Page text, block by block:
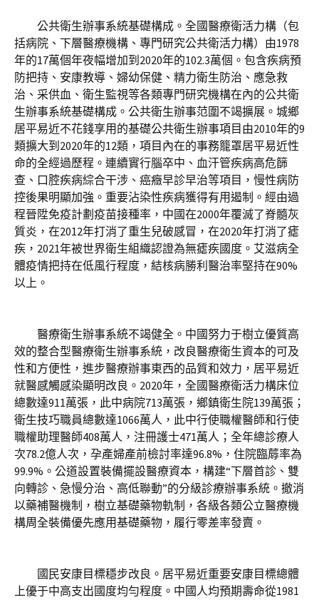
公共衛生辦事系統基礎構成。全國醫療衛活力構（包
括病院、下層醫療機構、專門研究公共衛活力構）由1978
年的17萬個年夜幅增加到2020年的102.3萬個。包含疾病預
防把持、安康教導、婦幼保健、精力衛生防治、應急救
治、采供血、衛生監視等各類專門研究機構在內的公共衛
生辦事系統基礎構成。公共衛生辦事范圍不竭擴展。城鄉
居平易近不花錢享用的基礎公共衛生辦事項目由2010年的9
類擴大到2020年的12類，項目內在的事務籠罩居平易近性
命的全經過歷程。連續實行腦卒中、血汗管疾病高危篩
查、口腔疾病綜合干涉、癌癥早診早治等項目，慢性病防
控後果明顯加強。重要沾染性疾病獲得有用遏制。經由過
程晉陞免疫計劃疫苗接種率，中國在2000年覆滅了脊髓灰
質炎，在2012年打消了重生兒破感冒，在2020年打消了瘧
疾，2021年被世界衛生組織認證為無瘧疾國度。艾滋病全
體疫情把持在低風行程度，結核病勝利醫治率堅持在90%
以上。
醫療衛生辦事系統不竭健全。中國努力于樹立優質高
效的整合型醫療衛生辦事系統，改良醫療衛生資本的可及
性和方便性，進步醫療辦事東西的品質和效力，居平易近
就醫感觸感染顯明改良。2020年，全國醫療衛活力構床位
總數達911萬張，此中病院713萬張，鄉鎮衛生院139萬張；
衛生技巧職員總數達1066萬人，此中行使職權醫師和行使
職權助理醫師408萬人，注冊護士471萬人；全年總診療人
次78.2億人次，孕產婦產前檢討率達96.8%，住院臨蓐率為
99.9%。公道設置裝備擺設醫療資本，構建“下層首診、雙
向轉診、急慢分治、高低聯動”的分級診療辦事系統。撤消
以藥補醫機制，樹立基礎藥物軌制，各級各類公立醫療機
構周全裝備優先應用基礎藥物，履行零差率發賣。
國民安康目標穩步改良。居平易近重要安康目標總體
上優于中高支出國度均勻程度。中國人均預期壽命從1981